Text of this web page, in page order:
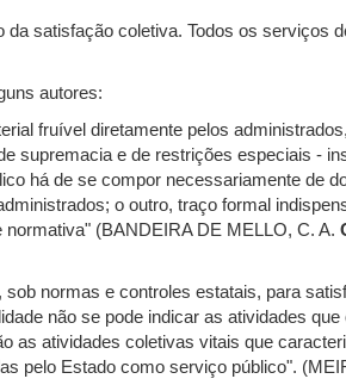
satisfação coletiva. Todos os serviços
autores:
fruível diretamente pelos
supremacia e de restrições especiais -
há de se compor necessariamente de
o outro, traço formal
(BANDEIRA DE MELLO, C. A.
normas e controles estatais, para
não se pode indicar as atividades
as atividades coletivas vitais que
pelo Estado como serviço público".